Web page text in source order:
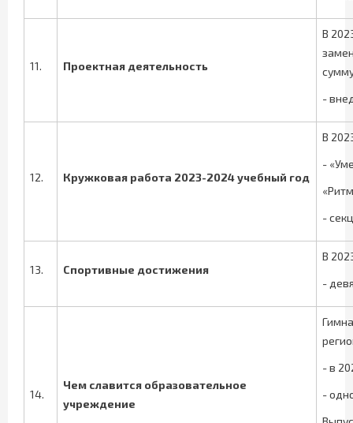
11. Проектная деятельность
В
-
12. Кружковая работа 2023-2024 учебный год
В
-
-
13. Спортивные достижения
В
-
14.
Чем славится образовательное
учреждение
- в
-